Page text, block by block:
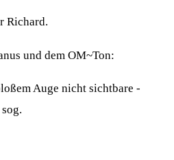
Richard.
und dem OM~Ton:
Auge nicht sichtbare -